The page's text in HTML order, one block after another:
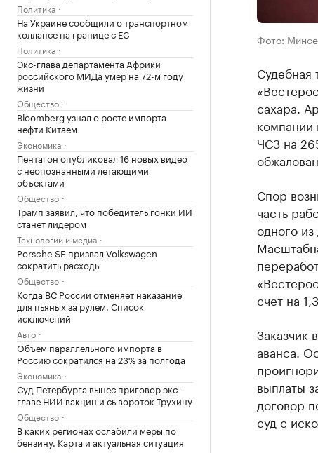
Политика
На Украине сообщили о транспортном
коллапсе на границе с ЕС
Политика
Экс-глава департамента Африки
российского МИДа умер на 72-м году
жизни
Общество
Bloomberg узнал о росте импорта
нефти Китаем
Экономика
Пентагон опубликовал 16 новых видео
с неопознанными летающими
объектами
Общество
Трамп заявил, что победитель гонки ИИ
станет лидером
Технологии и медиа
Porsche SE призвал Volkswagen
сократить расходы
Общество
Когда ВС России отменяет наказание
для пьяных за рулем. Список
исключений
Авто
Объем параллельного импорта в
Россию сократился на 23% за полгода
Экономика
Суд Петербурга вынес приговор экс-
главе НИИ вакцин и сывороток Трухину
Общество
В каких регионах ослабили меры по
бензину. Карта и актуальная ситуация
Фото:
сахара.
компании
ЧСЗ на
Спор
часть
одного
счет на
Заказчик
аванса.
выплаты
договор
суд с